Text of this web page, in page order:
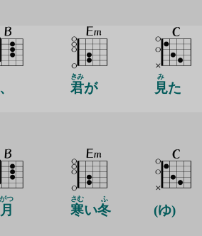
君
きみ
が 見
み
た
月
がつ
寒
さむ
い冬
ふ
(ゆ)